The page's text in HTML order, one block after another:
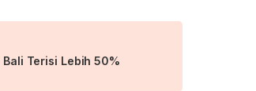
Terisi Lebih 50%